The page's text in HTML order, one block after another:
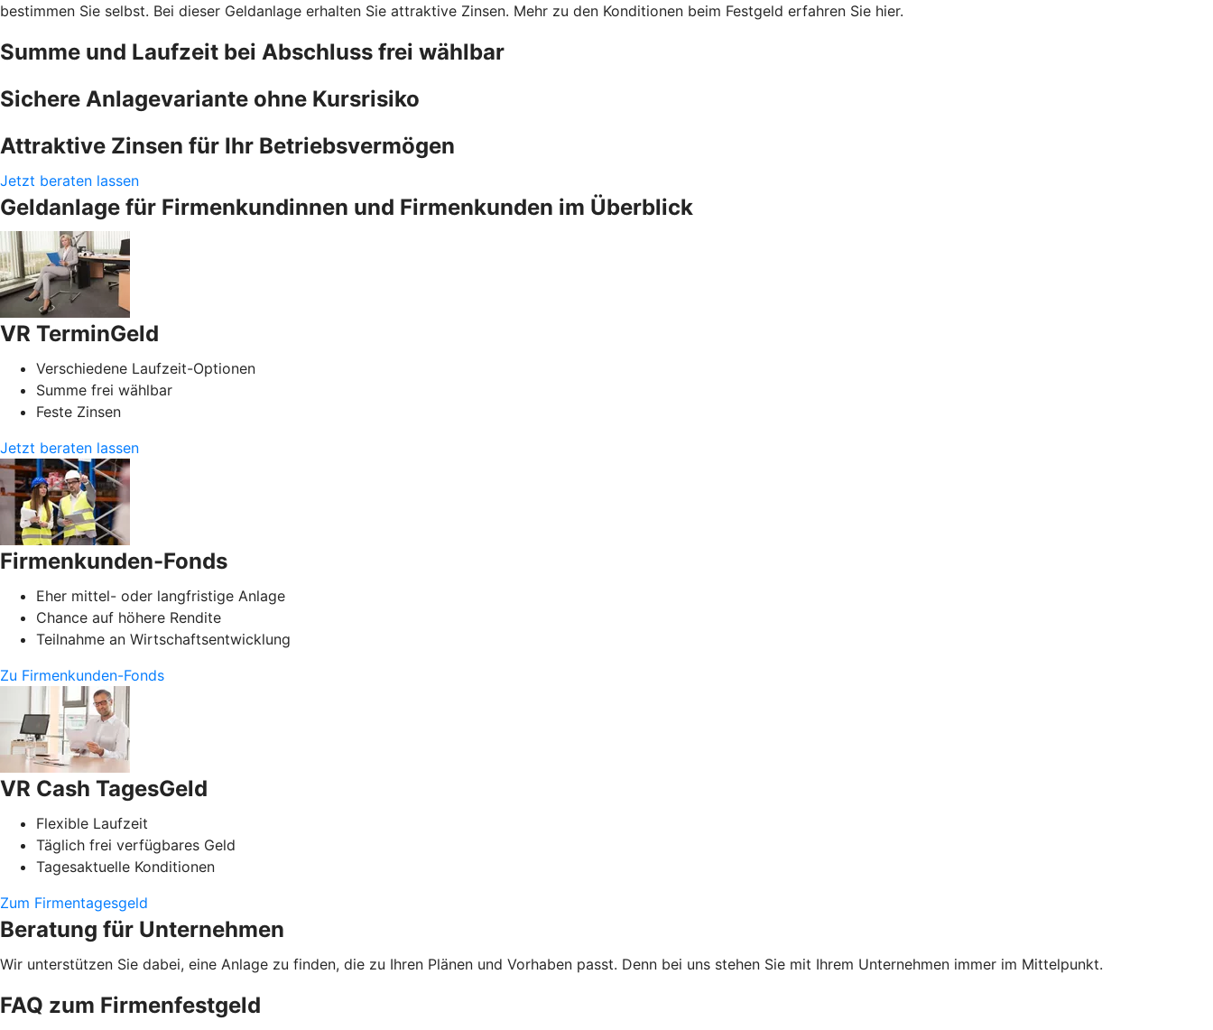
bestimmen Sie selbst. Bei dieser Geldanlage erhalten Sie attraktive Zinsen. Mehr zu den Konditionen beim Festgeld erfahren Sie hier.
Summe und Laufzeit bei Abschluss frei wählbar
Sichere Anlagevariante ohne Kursrisiko
Attraktive Zinsen für Ihr Betriebsvermögen
Jetzt beraten lassen
Geldanlage für Firmenkundinnen und Firmenkunden im Überblick
VR TerminGeld
Verschiedene Laufzeit-Optionen
Summe frei wählbar
Feste Zinsen
Jetzt beraten lassen
Firmenkunden-Fonds
Eher mittel- oder langfristige Anlage
Chance auf höhere Rendite
Teilnahme an Wirtschaftsentwicklung
Zu Firmenkunden-Fonds
VR Cash TagesGeld
Flexible Laufzeit
Täglich frei verfügbares Geld
Tagesaktuelle Konditionen
Zum Firmentagesgeld
Beratung für Unternehmen
Wir unterstützen Sie dabei, eine Anlage zu finden, die zu Ihren Plänen und Vorhaben passt. Denn bei uns stehen Sie mit Ihrem Unternehmen immer im Mittelpunkt.
FAQ zum Firmenfestgeld